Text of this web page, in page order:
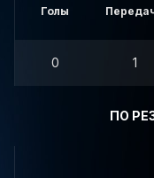
Голы
0 1
ПО